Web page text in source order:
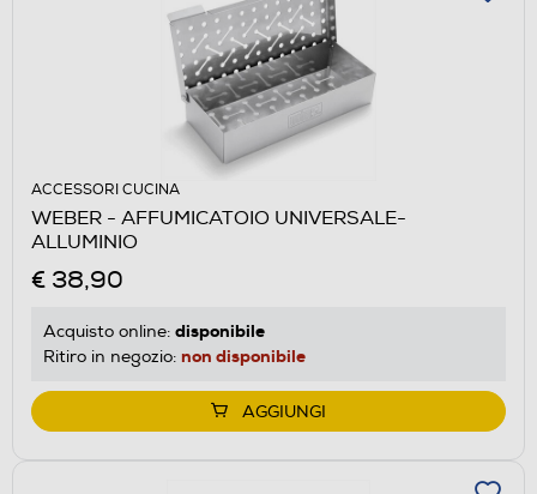
ACCESSORI CUCINA
WEBER - AFFUMICATOIO UNIVERSALE-
ALLUMINIO
€ 38,90
Acquisto online: disponibile
Ritiro in negozio: non disponibile
AGGIUNGI